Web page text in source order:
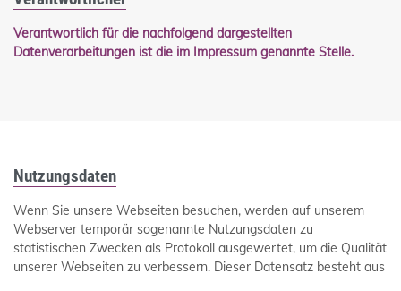
Verantwortlich für die nachfolgend dargestellten
Datenverarbeitungen ist die im Impressum genannte Stelle.
Nutzungsdaten
Wenn Sie unsere Webseiten besuchen, werden auf unserem
Webserver temporär sogenannte Nutzungsdaten zu
statistischen Zwecken als Protokoll ausgewertet, um die Qualität
unserer Webseiten zu verbessern. Dieser Datensatz besteht aus